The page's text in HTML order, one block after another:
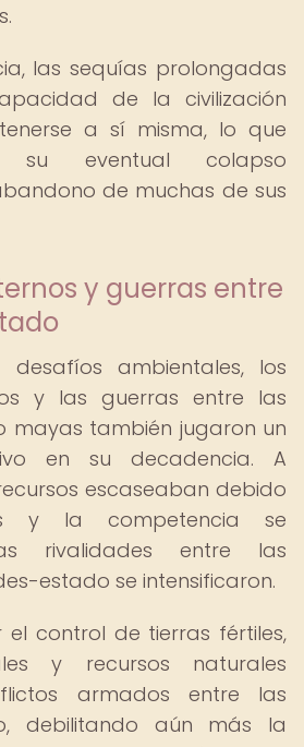
las sequías prolongadas
de la civilización
a sí misma, lo que
su eventual colapso
de muchas de sus
y guerras entre
ambientales, los
y las guerras entre las
mayas también jugaron un
en su decadencia. A
escaseaban debido
y la competencia se
rivalidades entre las
estado se intensificaron.
el control de tierras fértiles,
y recursos naturales
armados entre las
debilitando aún más la